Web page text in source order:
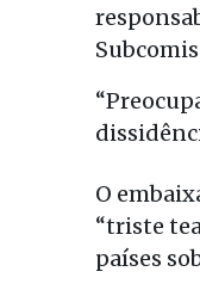
O
“triste
países